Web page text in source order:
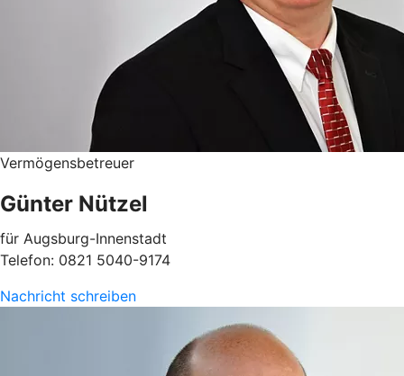
Vermögensbetreuer
Günter Nützel
für Augsburg-Innenstadt
Telefon: 0821 5040-9174
Nachricht schreiben